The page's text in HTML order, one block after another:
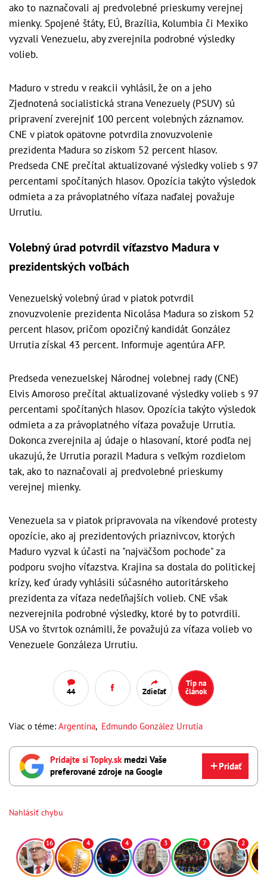
ako to naznačovali aj predvolebné prieskumy verejnej
mienky. Spojené štáty, EÚ, Brazília, Kolumbia či Mexiko
vyzvali Venezuelu, aby zverejnila podrobné výsledky
volieb.
Maduro v stredu v reakcii vyhlásil, že on a jeho
Zjednotená socialistická strana Venezuely (PSUV) sú
pripravení zverejniť 100 percent volebných záznamov.
CNE v piatok opätovne potvrdila znovuzvolenie
prezidenta Madura so ziskom 52 percent hlasov.
Predseda CNE prečítal aktualizované výsledky volieb s 97
percentami spočítaných hlasov. Opozícia takýto výsledok
odmieta a za právoplatného víťaza naďalej považuje
Urrutiu.
Volebný úrad potvrdil víťazstvo Madura v
prezidentských voľbách
Venezuelský volebný úrad v piatok potvrdil
znovuzvolenie prezidenta Nicolása Madura so ziskom 52
percent hlasov, pričom opozičný kandidát González
Urrutia získal 43 percent. Informuje agentúra AFP.
Predseda venezuelskej Národnej volebnej rady (CNE)
Elvis Amoroso prečítal aktualizované výsledky volieb s 97
percentami spočítaných hlasov. Opozícia takýto výsledok
odmieta a za právoplatného víťaza považuje Urrutia.
Dokonca zverejnila aj údaje o hlasovaní, ktoré podľa nej
ukazujú, že Urrutia porazil Madura s veľkým rozdielom
tak, ako to naznačovali aj predvolebné prieskumy
verejnej mienky.
Venezuela sa v piatok pripravovala na víkendové protesty
opozície, ako aj prezidentových priaznivcov, ktorých
Maduro vyzval k účasti na "najväčšom pochode" za
podporu svojho víťazstva. Krajina sa dostala do politickej
krízy, keď úrady vyhlásili súčasného autoritárskeho
prezidenta za víťaza nedeľňajších volieb. CNE však
nezverejnila podrobné výsledky, ktoré by to potvrdili.
USA vo štvrtok oznámili, že považujú za víťaza volieb vo
Venezuele Gonzáleza Urrutiu.
44 Zdieľať
Tip na
článok
Viac o téme: Argentína, Edmundo González Urrutia
Pridajte si Topky.skmedzi Vaše
preferované zdroje na Google
Pridať
Nahlásiť chybu
16 4 4 3 7 2